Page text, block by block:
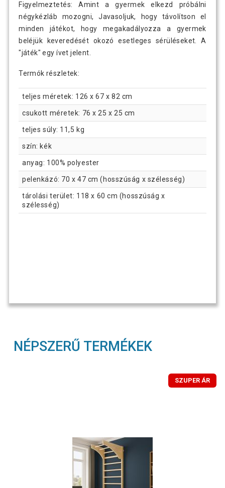
Figyelmeztetés: Amint a gyermek elkezd próbálni
négykézláb mozogni, Javasoljuk, hogy távolítson el
minden játékot, hogy megakadályozza a gyermek
beléjük keveredését okozó esetleges sérüléseket. A
"játék" egy ívet jelent.
Termók részletek:
teljes méretek: 126 x 67 x 82 cm
csukott méretek: 76 x 25 x 25 cm
teljes súly: 11,5 kg
szín: kék
anyag: 100% polyester
pelenkázó: 70 x 47 cm (hosszúság x szélesség)
tárolási terület: 118 x 60 cm (hosszúság x
szélesség)
NÉPSZERŰ TERMÉKEK
SZUPER ÁR